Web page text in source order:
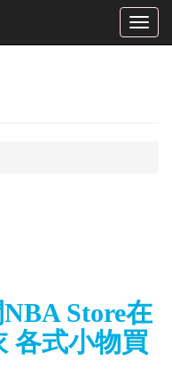
Toggle
Store在
各式小物買